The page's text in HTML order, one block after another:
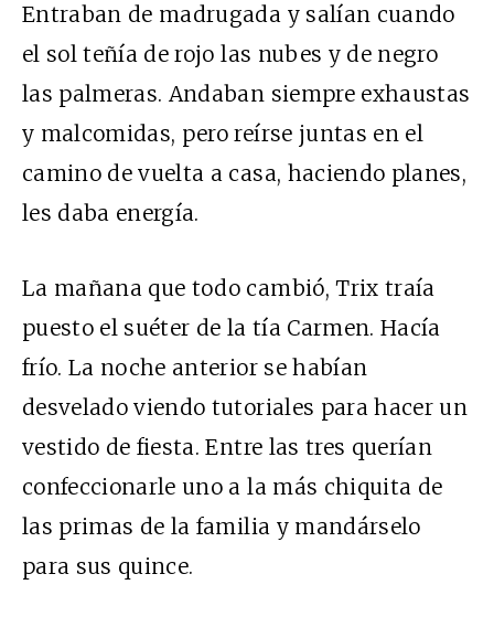
Entraban de madrugada y salían cuando
el sol teñía de rojo las nubes y de negro
las palmeras. Andaban siempre exhaustas
y malcomidas, pero reírse juntas en el
camino de vuelta a casa, haciendo planes,
les daba energía.
La mañana que todo cambió, Trix traía
puesto el suéter de la tía Carmen. Hacía
frío. La noche anterior se habían
desvelado viendo tutoriales para hacer un
vestido de fiesta. Entre las tres querían
confeccionarle uno a la más chiquita de
las primas de la familia y mandárselo
para sus quince.